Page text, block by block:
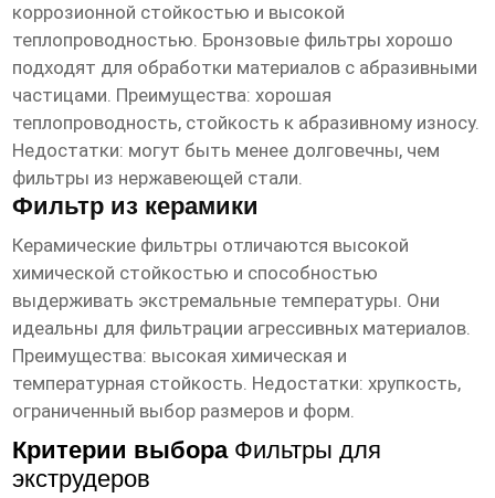
коррозионной стойкостью и высокой
теплопроводностью. Бронзовые фильтры хорошо
подходят для обработки материалов с абразивными
частицами. Преимущества: хорошая
теплопроводность, стойкость к абразивному износу.
Недостатки: могут быть менее долговечны, чем
фильтры из нержавеющей стали.
Фильтр из керамики
Керамические фильтры отличаются высокой
химической стойкостью и способностью
выдерживать экстремальные температуры. Они
идеальны для фильтрации агрессивных материалов.
Преимущества: высокая химическая и
температурная стойкость. Недостатки: хрупкость,
ограниченный выбор размеров и форм.
Критерии выбора Фильтры для
экструдеров